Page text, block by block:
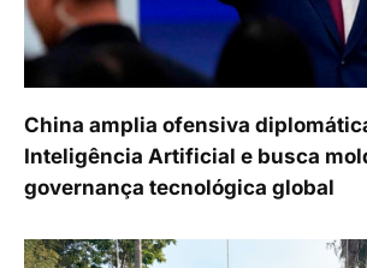
China amplia ofensiva
Inteligência Artificial e busca
governança tecnológica global